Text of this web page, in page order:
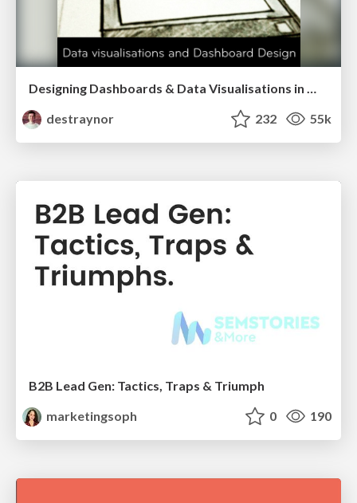
Designing Dashboards & Data Visualisations in Web Apps
destraynor
232 55k
B2B Lead Gen: Tactics, Traps & Triumph
marketingsoph
0 190